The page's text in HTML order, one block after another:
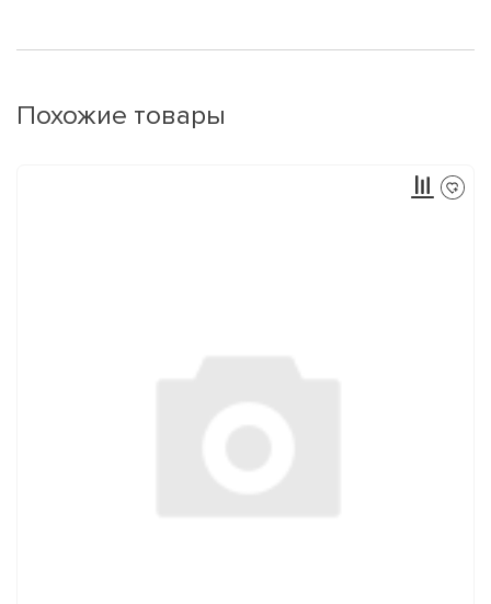
Похожие товары